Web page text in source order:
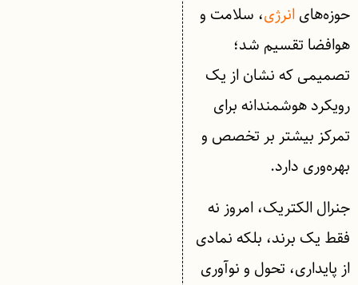
حوزه‌هایانرژی، سلامت و
هوافضا تقسیم شد؛
تصمیمی که نشان از یک
رویکرد هوشمندانه برای
تمرکز بیشتر بر تخصص و
بهره‌وری دارد.
جنرال الکتریک، امروز نه
فقط یک برند، بلکه نمادی
از پایداری، تحول و نوآوری